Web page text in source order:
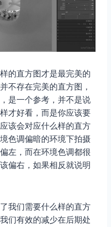
的直方图才是最完美的
不存在完美的直方图，
是一个参考，并不是说
才好看，而是你应该要
该会对应什么样的直方
色调偏暗的环境下拍摄
左，而在环境色调都很
偏右，如果相反就说明
我们需要什么样的直方
们有效的减少在后期处